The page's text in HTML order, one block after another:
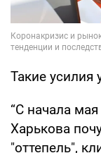
Такие
“С начала
Харькова
"оттепель",